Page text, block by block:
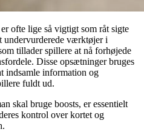
ofte lige så vigtigt som råt sigte
undervurderede værktøjer i
tillader spillere at nå forhøjede
Disse opsætninger bruges
indsamle information og
fuldt ud.
skal bruge boosts, er essentielt
kontrol over kortet og